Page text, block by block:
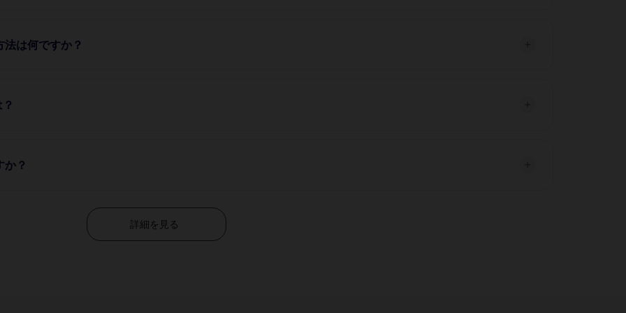
は何ですか？
？
詳細を見る